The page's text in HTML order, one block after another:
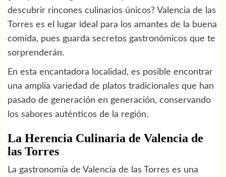
descubrir rincones culinarios únicos? Valencia de las
Torres es el lugar ideal para los amantes de la buena
comida, pues guarda secretos gastronómicos que te
sorprenderán.
En esta encantadora localidad, es posible encontrar
una amplia variedad de platos tradicionales que han
pasado de generación en generación, conservando
los sabores auténticos de la región.
La Herencia Culinaria de Valencia de
las Torres
La gastronomía de Valencia de las Torres es una